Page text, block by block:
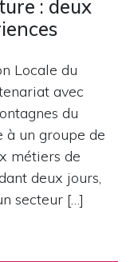
: deux
Locale du
avec
du
à un groupe de
métiers de
deux jours,
secteur […]